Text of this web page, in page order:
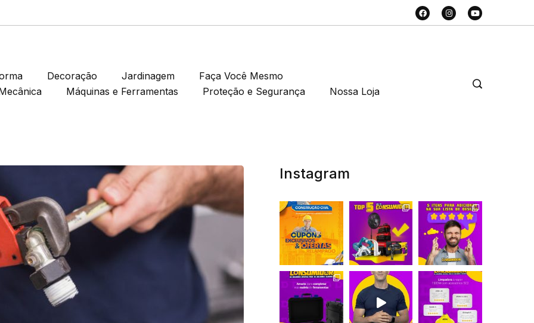
Decoração Jardinagem
Faça Você Mesmo
Máquinas e Ferramentas Proteção e Segurança Nossa Loja
Instagram